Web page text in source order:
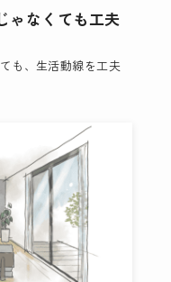
ゃなくても工夫
も、生活動線を工夫